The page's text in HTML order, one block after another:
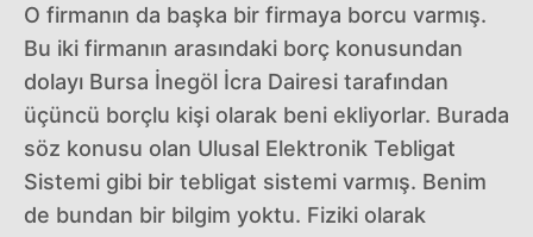
O firmanın da başka bir firmaya borcu varmış.
Bu iki firmanın arasındaki borç konusundan
dolayı Bursa İnegöl İcra Dairesi tarafından
üçüncü borçlu kişi olarak beni ekliyorlar. Burada
söz konusu olan Ulusal Elektronik Tebligat
Sistemi gibi bir tebligat sistemi varmış. Benim
de bundan bir bilgim yoktu. Fiziki olarak